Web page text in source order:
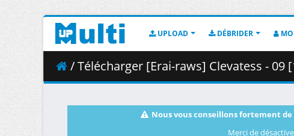
UPLOAD DÉBRIDER
/ Télécharger [Erai-raws] Clevatess - 09 [1080p
Nous vous conseillons fortement
Merci de